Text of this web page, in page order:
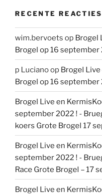
RECENTE REACTIES
wim.bervoets op Brogel
Brogel op 16 september
p Lucianoop Brogel
Brogel op 16 september
Brogel Live en
september 2022 ! -
koers Grote Brogel 17
Brogel Live en
september 2022 ! -
Race Grote Brogel – 17
Brogel Live en